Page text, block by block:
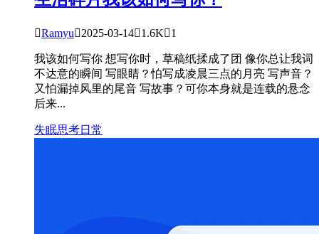
Ramyu2025-03-141.6K1
我该如何写你 想写你时，草稿纸揉成了团 像你总让我词
不达意的瞬间 写眼睛？怕写成凌晨三点的月亮 写声音？
又怕漏掉风里的尾音 写故事？可你本身就是连载的悬念
后来...
失眠思考日常